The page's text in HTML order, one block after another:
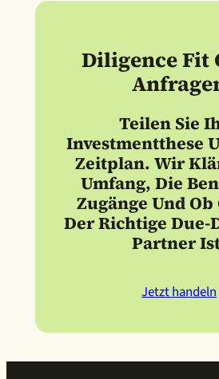
Diligence Fit
Teilen Sie
Investmentthese
Zeitplan. Wir
Umfang, Die
Zugänge Und
Der Richtige Due-
Partner
Jetzt handeln